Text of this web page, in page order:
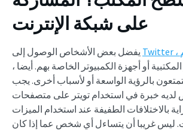
على شبكة الإنترنت
أو أجهزة الكمبيوتر الخاصة بهم. أيضا ،
بالرؤية الواسعة أو لأسباب أخرى. يجب
خبرة في استخدام تويتر على متصفحات
بالاختلافات الطفيفة عند استخدام الميزات
ليس غريبا أن يتساءل أي شخص عما إذا كان